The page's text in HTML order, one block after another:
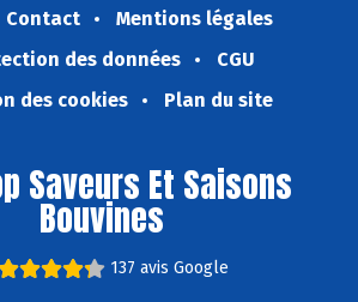
Contact
Mentions légales
des données
CGU
des cookies
Plan du site
Saveurs Et Saisons
Bouvines
137 avis Google